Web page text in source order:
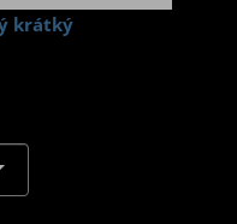
krátký